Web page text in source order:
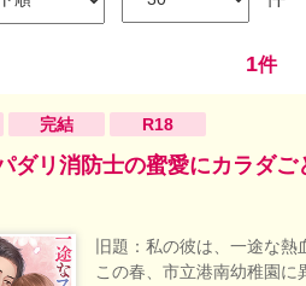
1件
完結 R18
ダリ消防士の蜜愛にカラダご
旧題：私の彼は、一途な熱
この春、市立港南幼稚園